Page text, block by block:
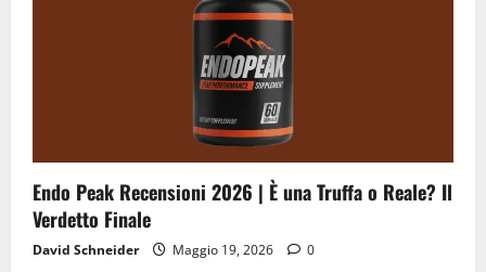
La
Vera
Verità
sulla
Vitalità
Maschile
Endo Peak Recensioni 2026 | È una Truffa o Reale? Il
Verdetto Finale
David Schneider Maggio 19, 2026 0